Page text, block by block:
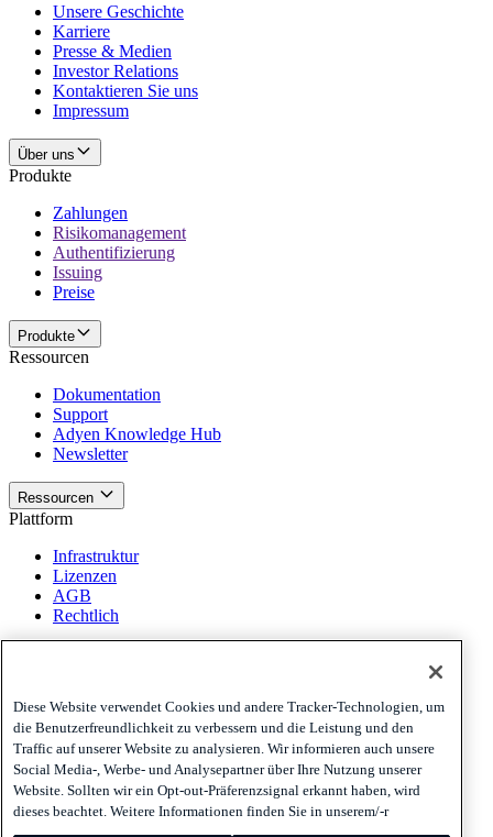
Unsere Geschichte
Karriere
Presse & Medien
Investor Relations
Kontaktieren Sie uns
Impressum
Über uns
Produkte
Zahlungen
Risikomanagement
Authentifizierung
Issuing
Preise
Produkte
Ressourcen
Dokumentation
Support
Adyen Knowledge Hub
Newsletter
Ressourcen
Plattform
Infrastruktur
Lizenzen
AGB
Rechtlich
Privacy
Cookies
Disclaimer
Richtlinien und Haftungsausschluss
Abonnieren Sie unseren NewsletterAbonnieren Sie unseren
Diese Website verwendet Cookies und andere Tracker-Technologien, um
die Benutzerfreundlichkeit zu verbessern und die Leistung und den
Traffic auf unserer Website zu analysieren. Wir informieren auch unsere
Social Media-, Werbe- und Analysepartner über Ihre Nutzung unserer
Website. Sollten wir ein Opt-out-Präferenzsignal erkannt haben, wird
dieses beachtet. Weitere Informationen finden Sie in unserem/-r